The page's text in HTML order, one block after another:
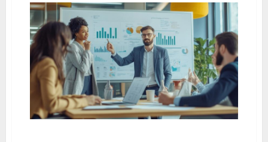
descubre
ofertas
en
libros
de
filosofía
imprescindibles